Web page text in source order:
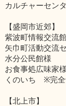
カルチャーセン
【盛岡市近郊】
紫波町情報交流
矢巾町活動交流
水分公民館様
お食事処広味家様
くのいち ※完全
【北上市】